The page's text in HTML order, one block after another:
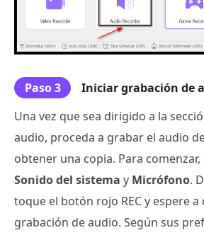
Paso 3
Iniciar grabación de
Una vez que sea dirigido a la
audio, proceda a grabar el audio
obtener una copia. Para comenzar,
Sonido del sistema y Micrófono.
toque el botón rojo REC y espere a
grabación de audio. Según sus